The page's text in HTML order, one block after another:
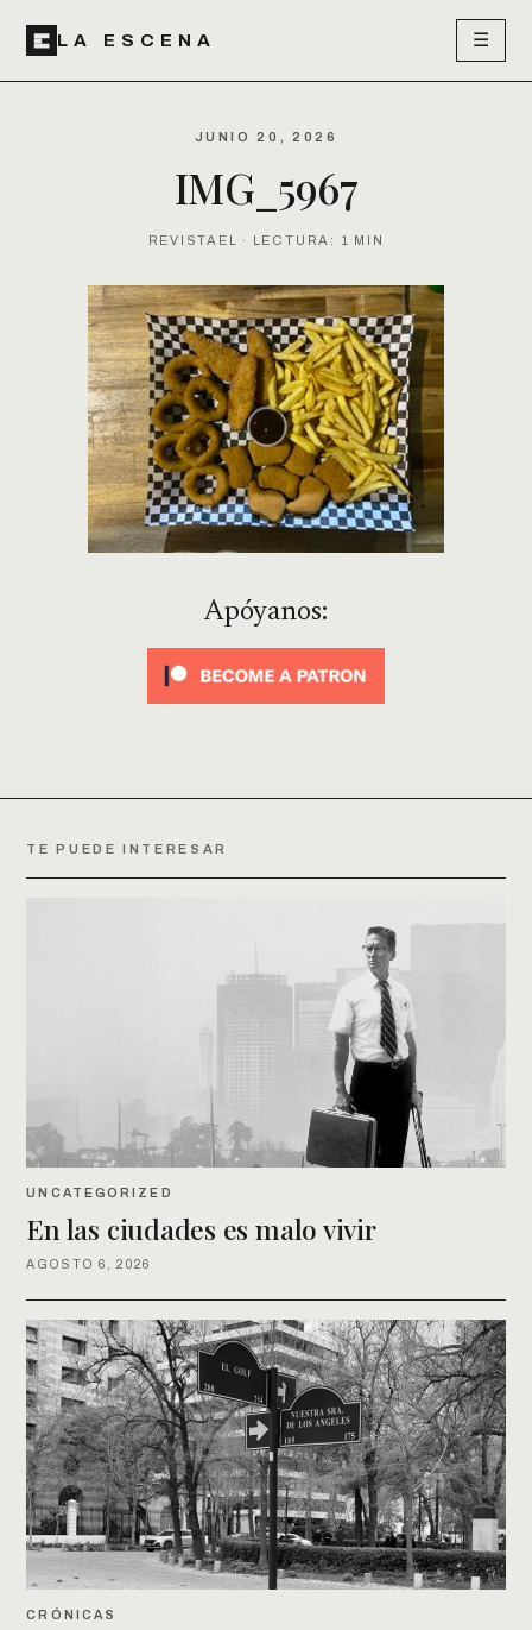
LA ESCENA ☰
JUNIO 20, 2026
IMG_5967
REVISTAEL · LECTURA: 1 MIN
Apóyanos:
TE PUEDE INTERESAR
UNCATEGORIZED
En las ciudades es malo vivir
AGOSTO 6, 2026
CRÓNICAS